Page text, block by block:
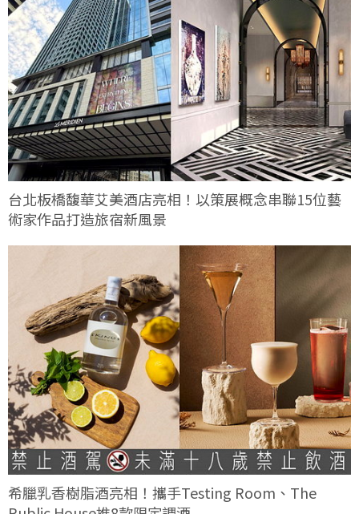
台北板橋馥華艾美酒店亮相！以策展概念串聯15位藝
術家作品打造旅宿新風景
希臘乳香樹脂酒亮相！攜手Testing Room、The